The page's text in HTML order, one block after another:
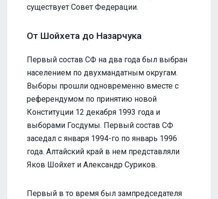
существует Совет Федерации.
От Шойхета до Назарчука
Первый состав СФ на два года был выбран
населением по двухмандатным округам.
Выборы прошли одновременно вместе с
референдумом по принятию новой
Конституции 12 декабря 1993 года и
выборами Госдумы. Первый состав СФ
заседал с января 1994-го по январь 1996
года. Алтайский край в нем представляли
Яков Шойхет и Александр Суриков.
Первый в то время был зампредседателя